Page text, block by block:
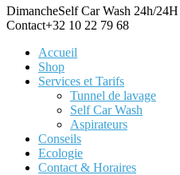
DimancheSelf Car Wash 24h/24H
Contact+32 10 22 79 68
Accueil
Shop
Services et Tarifs
Tunnel de lavage
Self Car Wash
Aspirateurs
Conseils
Ecologie
Contact & Horaires